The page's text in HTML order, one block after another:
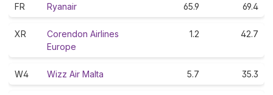
FR Ryanair 65.9 69.4
XR
Corendon Airlines
Europe
1.2 42.7
W4 Wizz Air Malta 5.7 35.3